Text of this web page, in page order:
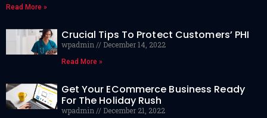
Read More »
Crucial Tips To Protect Customers’ PHI
wpadmin December 14, 2022
Read More »
Get Your ECommerce Business Ready
For The Holiday Rush
wpadmin December 21, 2022